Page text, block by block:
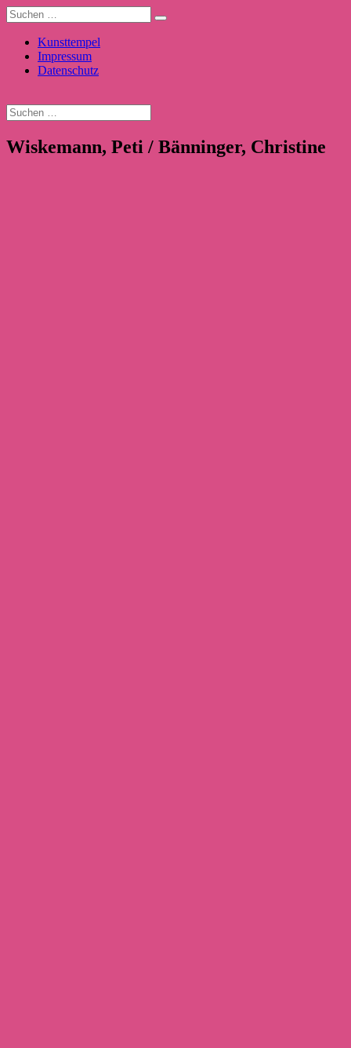
Kunsttempel
Impressum
Datenschutz
Wiskemann, Peti / Bänninger, Christine